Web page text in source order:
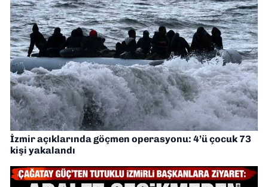
İzmir açıklarında göçmen operasyonu: 4’ü çocuk 73
kişi yakalandı